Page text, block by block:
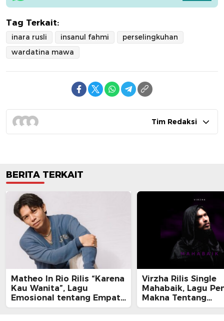
Tag Terkait:
inara rusli insanul fahmi
perselingkuhan
wardatina mawa
Tim Redaksi
BERITA TERKAIT
Matheo In Rio Rilis “Karena
Kau Wanita”, Lagu
Emosional tentang Empati
dan Kelelahan Perempuan
Virzha Rilis Single
Mahabaik, Lagu
Makna Tentang
Pengampunan dan